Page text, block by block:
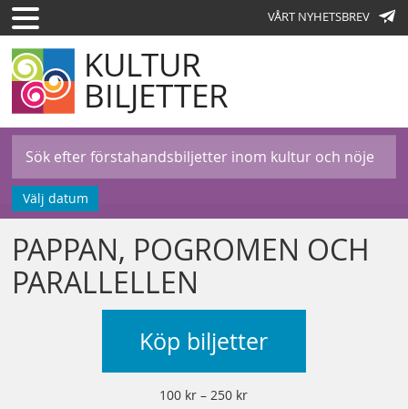
VÅRT NYHETSBREV
KULTUR
BILJETTER
Välj datum
PAPPAN, POGROMEN OCH
PARALLELLEN
Köp biljetter
100 kr – 250 kr